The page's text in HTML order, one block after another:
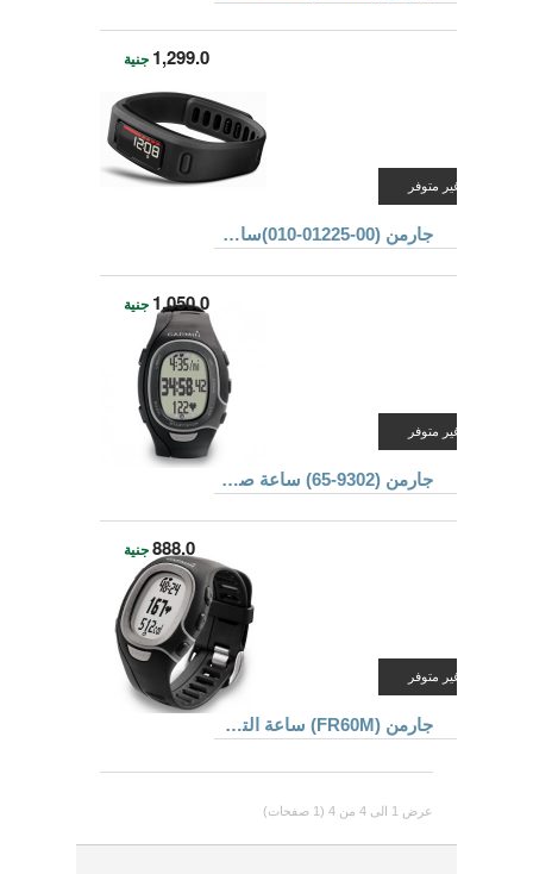
غير متوفر
1,299.0 جنية
جارمن (00-01225-010)ساعة التطبيقات الصحية واللياقة البدنية, ذات شريط متحرك, أسود اللون
غير متوفر
1,050.0 جنية
جارمن (9302-65) ساعة صحية و رياضيه
غير متوفر
888.0جنية
جارمن (FR60M) ساعة التطبيقات الصحية واللياقة البدنية و لحساب معدل ضربات القلب
عرض 1 الى 4 من 4 (1 صفحات)